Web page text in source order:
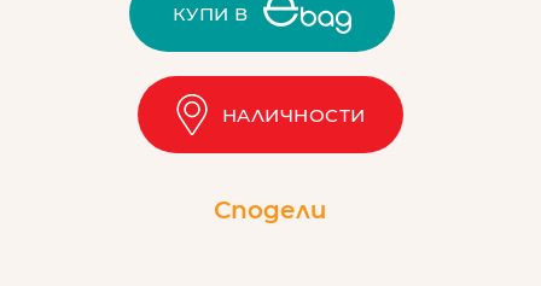
КУПИ В
НАЛИЧНОСТИ
Сподели